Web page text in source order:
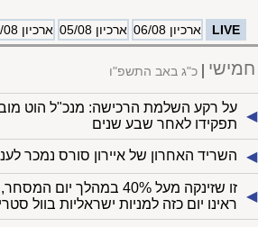
LIVE ארכיון 06/08 ארכיון 05/08 ארכיון 04/08
חמישי כ"ג באב התשפ"ו
◀︎
על רקע השלמת הרכישה: מנכ"ל הוט
תפקידו לאחר שבע שנים
◀︎ השריד האחרון של איירון סורס נמכר
◀︎
זו שזינקה מעל 40%
ראינו יום כזה למניות ישראליות בוול